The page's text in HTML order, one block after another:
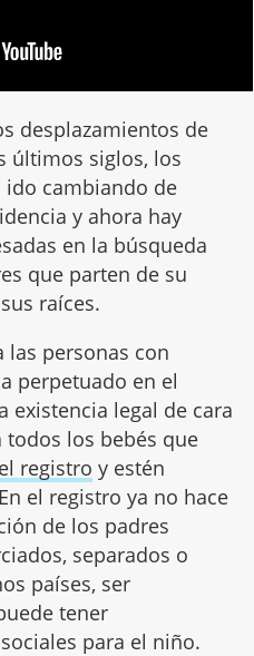
desplazamientos de
últimos siglos, los
cambiando de
y ahora hay
en la búsqueda
que parten de su
raíces.
las personas con
perpetuado en el
legal de cara
todos los bebés que
registro y estén
el registro ya no hace
de los padres
separados o
países, ser
tener
para el niño.